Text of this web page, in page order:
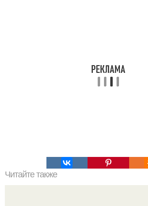
Читайте также